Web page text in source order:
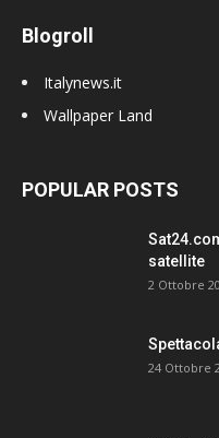
Blogroll
Italynews.it
Wallpaper Land
POPULAR POSTS
satellite
2 Ottobre
24 Ottobre